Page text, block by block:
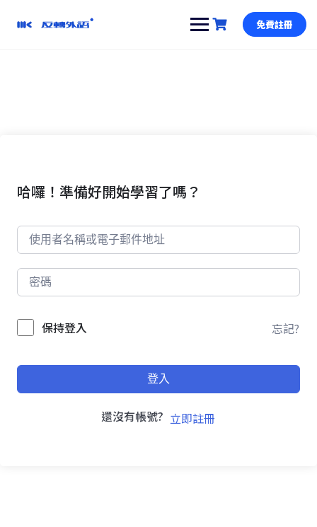
免費註冊
哈囉！準備好開始學習了嗎？
保持登入 忘記?
登入
還沒有帳號? 立即註冊